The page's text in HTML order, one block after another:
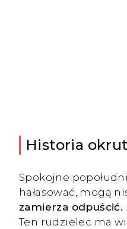
Historia
Spokojne
hałasować, mogą
zamierza odpuścić.
Ten rudzielec ma